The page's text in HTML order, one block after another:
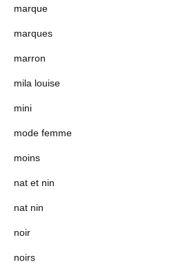
marque
marques
marron
mila louise
mini
mode femme
moins
nat et nin
nat nin
noir
noirs